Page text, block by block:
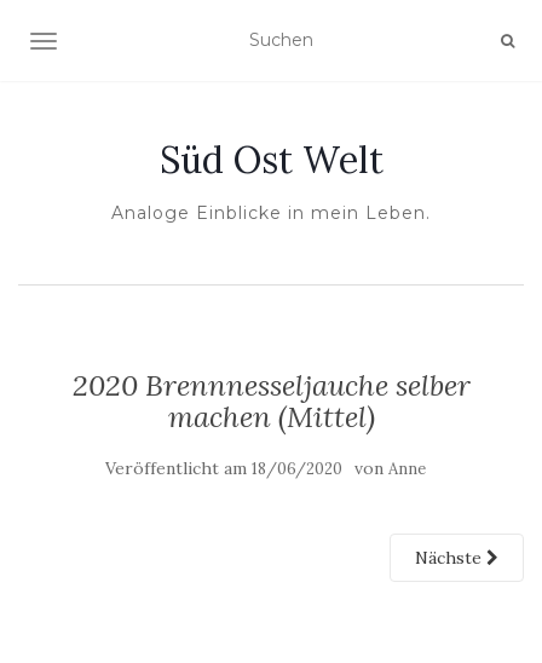
NAVIGATION UMSCHALTEN
Süd Ost Welt
Analoge Einblicke in mein Leben.
2020 Brennnesseljauche selber
machen (Mittel)
Veröffentlicht am 18/06/2020 von Anne
Nächste